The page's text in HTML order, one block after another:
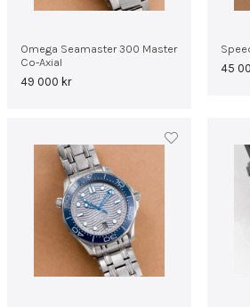
Omega Seamaster 300 Master
Co-Axial
49 000 kr
45